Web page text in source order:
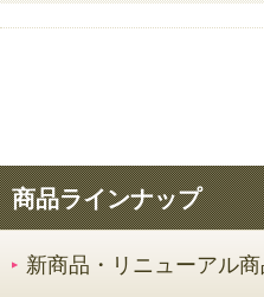
商品ラインナップ
新商品・リニューアル商